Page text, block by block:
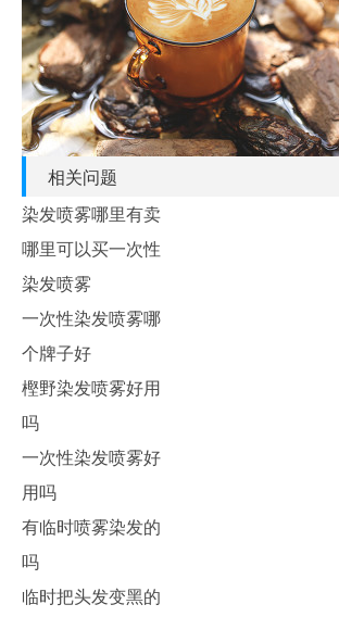
相关问题
染发喷雾哪里有卖
哪里可以买一次性
染发喷雾
一次性染发喷雾哪
个牌子好
樫野染发喷雾好用
吗
一次性染发喷雾好
用吗
有临时喷雾染发的
吗
临时把头发变黑的